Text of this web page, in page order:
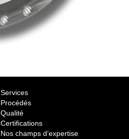
Services
Procédés
Qualité
Certifications
Nos champs d’expertise